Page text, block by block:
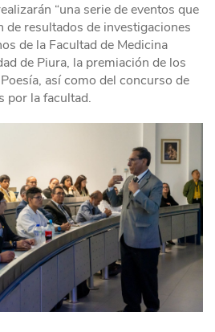
“una serie de eventos que
de resultados de investigaciones
de la Facultad de Medicina
de Piura, la premiación de los
así como del concurso de
por la facultad.